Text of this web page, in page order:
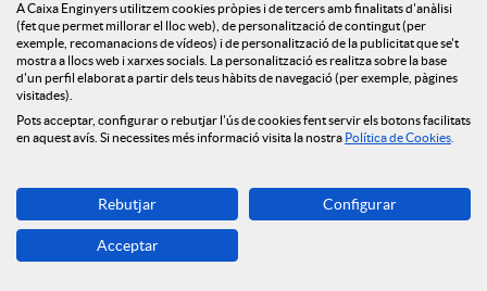
Per a l'exercici en curs, el Grup Caixa Enginyers preveu un
context macroeconòmic caracteritzat per l'elevada incertesa
geopolítica, que pot provocar fluctuacions als mercats, i
noves retallades de tipus d'interès dels principals bancs
centrals. A nivell sectorial, cal esperar una elevada pressió
relacionada amb les condicions de crèdit i les hipoteques, així
tot cas condicionades als esdeveniments geopolítics.
En aquest context, el Grup Caixa Enginyers assumeix el repte
de créixer en volum de negoci al voltant del 10%, continuar
A Caixa Enginyers utilitzem cookies pròpies i de tercers amb finalitats d'anàlisi
(fet que permet millorar el lloc web), de personalització de contingut (per
exemple, recomanacions de vídeos) i de personalització de la publicitat que se't
mostra a llocs web i xarxes socials. La personalització es realitza sobre la base
d'un perfil elaborat a partir dels teus hàbits de navegació (per exemple, pàgines
visitades).
Pots acceptar, configurar o rebutjar l'ús de cookies fent servir els botons facilitats
en aquest avís. Si necessites més informació visita la nostra Política de Cookies
Rebutjar Configurar
Acceptar